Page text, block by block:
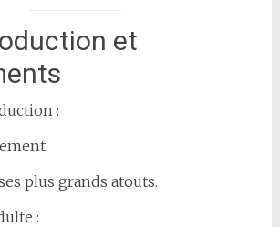
et
:
plus grands atouts.
: